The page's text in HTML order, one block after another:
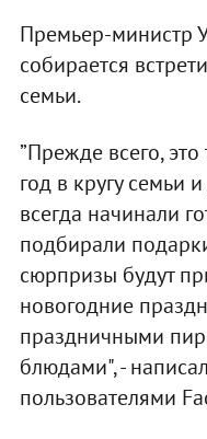
Премьер-министр
собирается
семьи.
”Прежде всего,
год в кругу семьи
всегда начинали
подбирали
сюрпризы будут
новогодние
праздничными
блюдами", -
пользователями